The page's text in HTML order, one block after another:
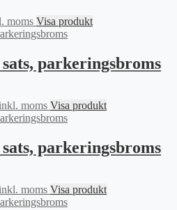
kr.
moms Visa produkt
parkeringsbroms
kr.
moms Visa produkt
parkeringsbroms
moms Visa produkt